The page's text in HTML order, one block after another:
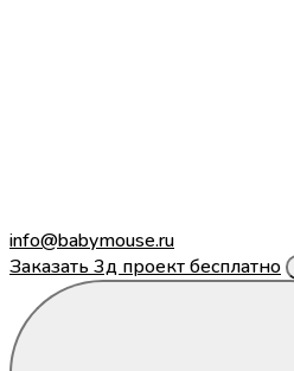
info@babymouse.ru
Заказать 3д проект бесплатно